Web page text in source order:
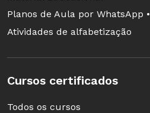
Planos de Aula por WhatsApp •
Atividades de alfabetização
Cursos certificados
Todos os cursos